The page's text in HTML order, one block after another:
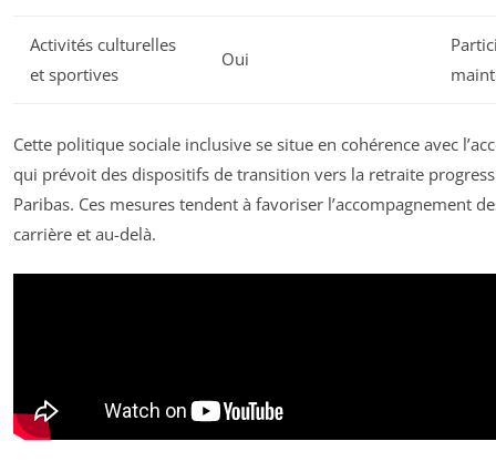
Activités culturelles
et sportives
Oui
Cette politique sociale inclusive se situe en cohérence avec
qui prévoit des dispositifs de transition vers la retraite
Paribas. Ces mesures tendent à favoriser l’accompagnement
carrière et au-delà.